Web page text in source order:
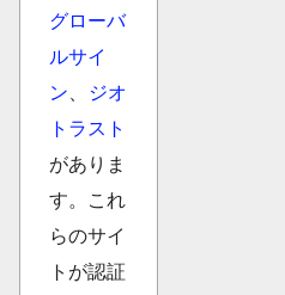
グローバ
ルサイ
ン
ジオ
トラスト
がありま
す。これ
らのサイ
トが認証